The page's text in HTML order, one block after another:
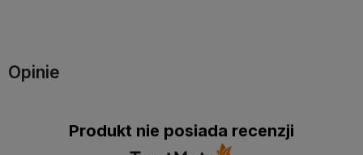
Opinie
Produkt nie posiada recenzji